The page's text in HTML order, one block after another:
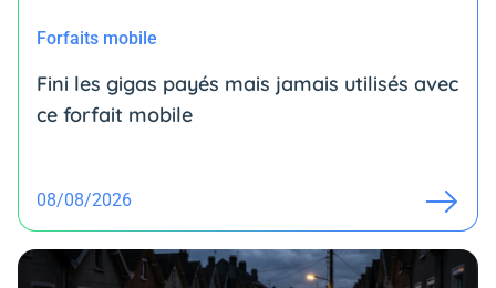
Forfaits mobile
Fini les gigas payés mais jamais utilisés avec
ce forfait mobile
08/08/2026